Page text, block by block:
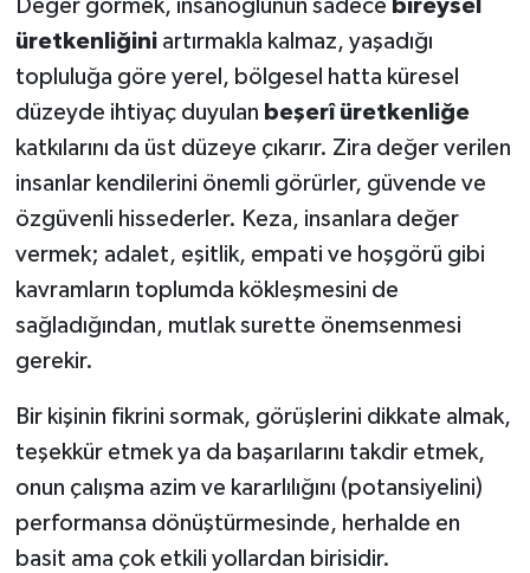
Değer görmek, insanoğlunun sadece bireysel
üretkenliğiniartırmakla kalmaz, yaşadığı
topluluğa göre yerel, bölgesel hatta küresel
düzeyde ihtiyaç duyulan beşerî üretkenliğe
katkılarını da üst düzeye çıkarır. Zira değer verilen
insanlar kendilerini önemli görürler, güvende ve
özgüvenli hissederler. Keza, insanlara değer
vermek; adalet, eşitlik, empati ve hoşgörü gibi
kavramların toplumda kökleşmesini de
sağladığından, mutlak surette önemsenmesi
gerekir.
Bir kişinin fikrini sormak, görüşlerini dikkate almak,
teşekkür etmek ya da başarılarını takdir etmek,
onun çalışma azim ve kararlılığını (potansiyelini)
performansa dönüştürmesinde, herhalde en
basit ama çok etkili yollardan birisidir.